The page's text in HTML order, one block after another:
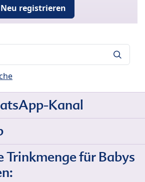
Neu registrieren
Kanal
Trinkmenge für Babys